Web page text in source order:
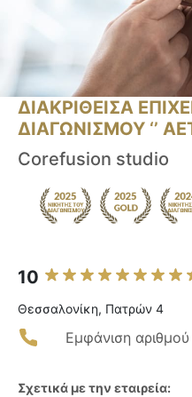
ΔΙΑΚΡΙΘΕΙΣΑ
ΔΙΑΓΩΝΙΣΜΟΥ ‘’
Corefusion studio
10
Θεσσαλονίκη, Πατρών 4
Εμφάνιση
Σχετικά με την εταιρεία: